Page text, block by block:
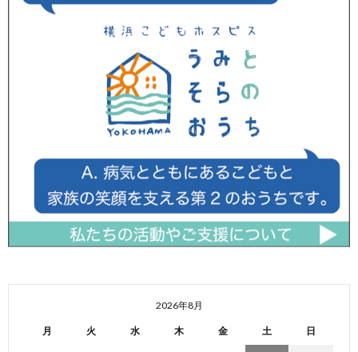
2026年8月
月 火 水 木 金 土 日